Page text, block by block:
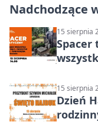
Nadchodzące
15 sierpnia
Spacer
15 sierpnia
Dzień